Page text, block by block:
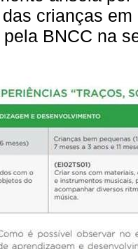
crianças
pela BNCC na